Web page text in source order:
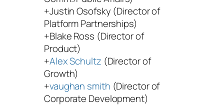
+Justin Osofsky (Director of
Platform Partnerships)
+Blake Ross (Director of
Product)
+Alex Schultz (Director of
Growth)
+vaughan smith (Director of
Corporate Development)